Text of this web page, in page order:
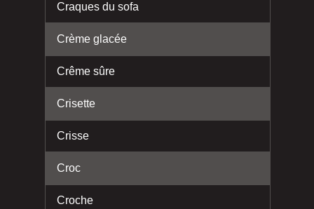
Craques du sofa
Crème glacée
Crême sûre
Crisette
Crisse
Croc
Croche